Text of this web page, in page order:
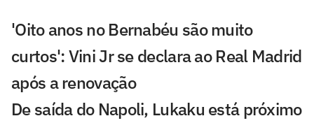
'Oito anos no Bernabéu são muito
curtos': Vini Jr se declara ao Real Madrid
após a renovação
De saída do Napoli, Lukaku está próximo